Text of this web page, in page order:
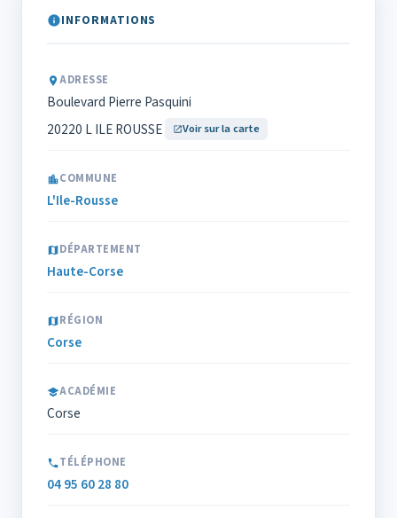
INFORMATIONS
ADRESSE
Boulevard Pierre Pasquini
20220 L ILE ROUSSE
Voir sur la carte
COMMUNE
L'Ile-Rousse
DÉPARTEMENT
Haute-Corse
RÉGION
Corse
ACADÉMIE
Corse
TÉLÉPHONE
04 95 60 28 80